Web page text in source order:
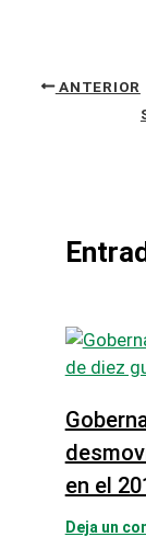
ANTERIOR
en el
Deja un